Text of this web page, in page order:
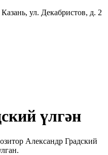
ул. Декабристов, д. 2
үлгән
Александр Градский